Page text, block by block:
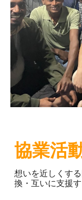
協業活
想いを近しくす
換・互いに支援す